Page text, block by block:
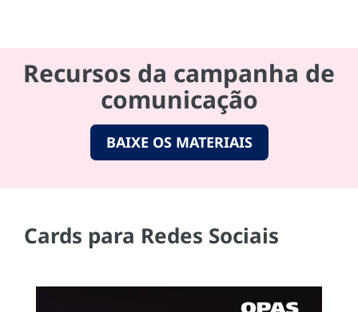
Recursos da campanha de
comunicação
BAIXE OS MATERIAIS
Cards para Redes Sociais